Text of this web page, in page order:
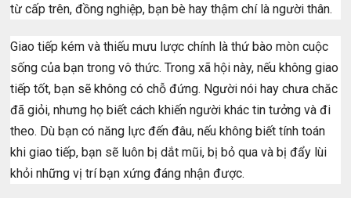
từ cấp trên, đồng nghiệp, bạn bè hay thậm chí là người thân.
Giao tiếp kém và thiếu mưu lược chính là thứ bào mòn cuộc
sống của bạn trong vô thức. Trong xã hội này, nếu không giao
tiếp tốt, bạn sẽ không có chỗ đứng. Người nói hay chưa chăc
đã giỏi, nhưng họ biết cách khiến người khác tin tưởng và đi
theo. Dù bạn có năng lực đến đâu, nếu không biết tính toán
khi giao tiếp, bạn sẽ luôn bị dắt mũi, bị bỏ qua và bị đẩy lùi
khỏi những vị trí bạn xứng đáng nhận được.